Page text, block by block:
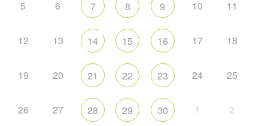
5 6 7 8 9 10 11
12 13 14 15 16 17 18
19 20 21 22 23 24 25
26 27 28 29 30 1 2